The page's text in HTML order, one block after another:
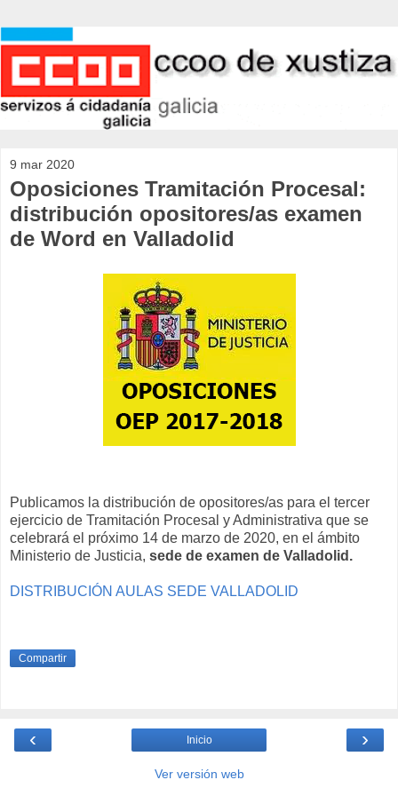
9 mar 2020
Oposiciones Tramitación Procesal:
distribución opositores/as examen
de Word en Valladolid
Publicamos la distribución de opositores/as para el tercer
ejercicio de Tramitación Procesal y Administrativa que se
celebrará el próximo 14 de marzo de 2020, en el ámbito
Ministerio de Justicia, sede de examen de Valladolid.
DISTRIBUCIÓN AULAS SEDE VALLADOLID
Compartir
‹ ›
Inicio
Ver versión web